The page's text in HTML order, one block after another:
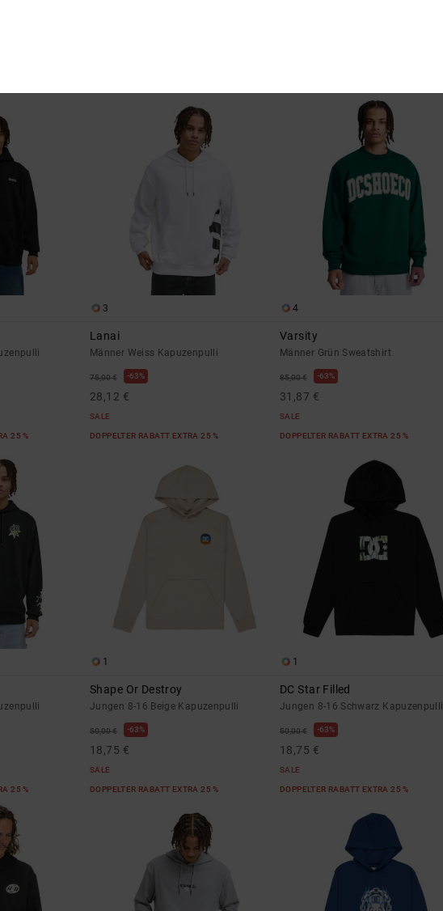
25 %
3
Lanai
Männer Weiss Kapuzenpulli
75,00 € 63%
28,12 €
SALE
DOPPELTER RABATT EXTRA 25 %
4
Varsity
Männer Grün Sweatshirt
85,00 € 63%
31,87 €
SALE
DOPPELTER RABATT EXTRA 25 %
25 %
1
Shape Or Destroy
Jungen 8-16 Beige Kapuzenpulli
50,00 € 63%
18,75 €
SALE
DOPPELTER RABATT EXTRA 25 %
1
DC Star Filled
Jungen 8-16 Schwarz Kapuzenpulli
50,00 € 63%
18,75 €
SALE
DOPPELTER RABATT EXTRA 25 %